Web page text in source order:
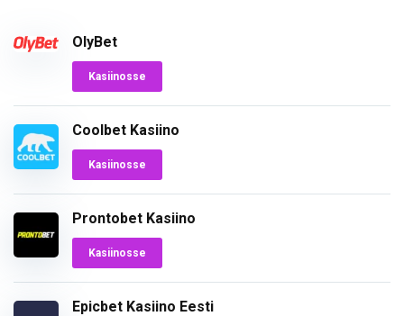
OlyBet
Kasiinosse
Coolbet Kasiino
Kasiinosse
Prontobet Kasiino
Kasiinosse
Epicbet Kasiino Eesti